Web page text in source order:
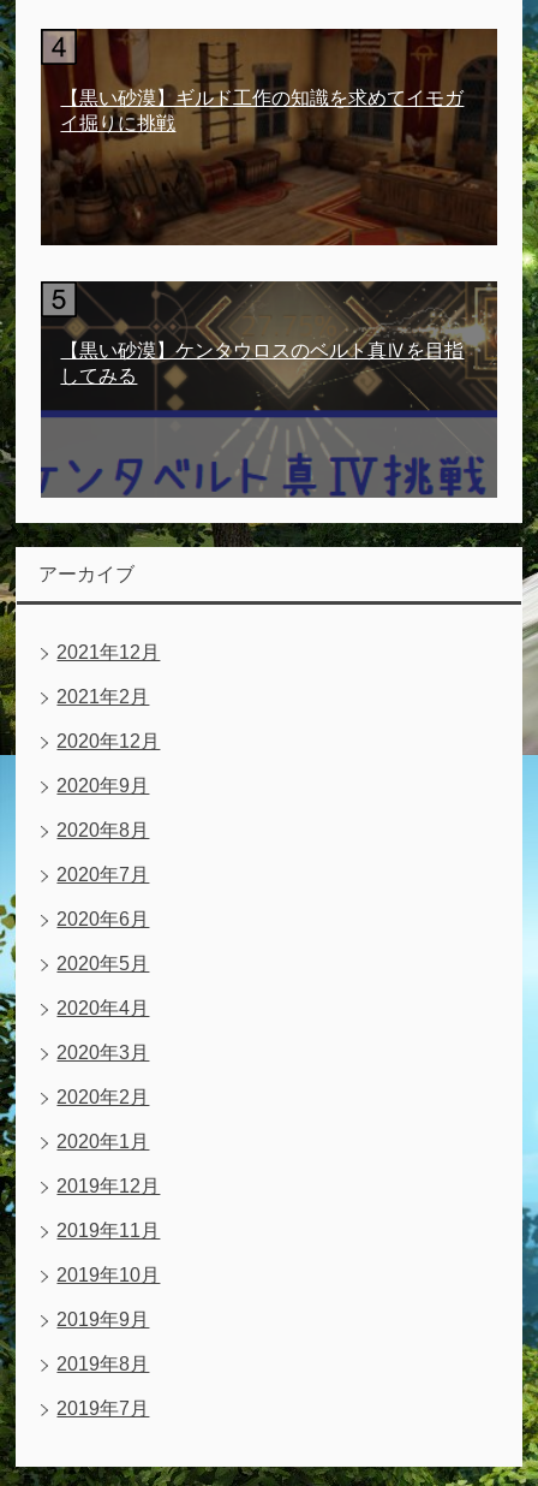
【黒い砂漠】ギルド工作の知識を求めてイモガ
イ掘りに挑戦
【黒い砂漠】ケンタウロスのベルト真Ⅳを目指
してみる
アーカイブ
2021年12月
2021年2月
2020年12月
2020年9月
2020年8月
2020年7月
2020年6月
2020年5月
2020年4月
2020年3月
2020年2月
2020年1月
2019年12月
2019年11月
2019年10月
2019年9月
2019年8月
2019年7月